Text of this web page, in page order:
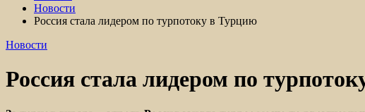
Новости
Россия стала лидером по турпотоку в Турцию
Новости
Россия стала лидером по